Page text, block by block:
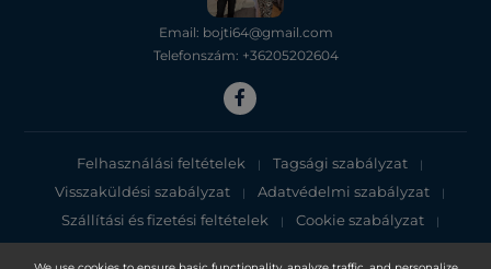
Email: bojti64@gmail.com
Telefonszám: +36205202604
Felhasználási feltételek | Tagsági szabályzat |
Visszaküldési szabályzat | Adatvédelmi szabályzat |
Szállítási és fizetési feltételek | Cookie szabályzat |
Adatvédelmi tájékoztató